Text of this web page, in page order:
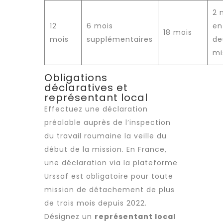
12
mois
6 mois
supplémentaires
18 mois
2
Obligations
déclaratives et
représentant local
Effectuez une déclaration
préalable auprès de l’inspection
du travail roumaine la veille du
début de la mission. En France,
une déclaration via la plateforme
Urssaf est obligatoire pour toute
mission de détachement de plus
de trois mois depuis 2022.
Désignez un représentant local